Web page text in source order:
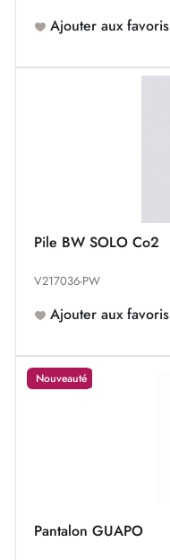
Ajouter aux favoris
Pile BW SOLO Co2
V217036-PW
Ajouter aux favoris
Nouveauté
Pantalon GUAPO